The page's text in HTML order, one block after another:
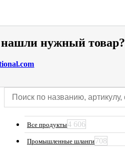
нужный товар?
Все продукты4 606
Промышленные шланги708